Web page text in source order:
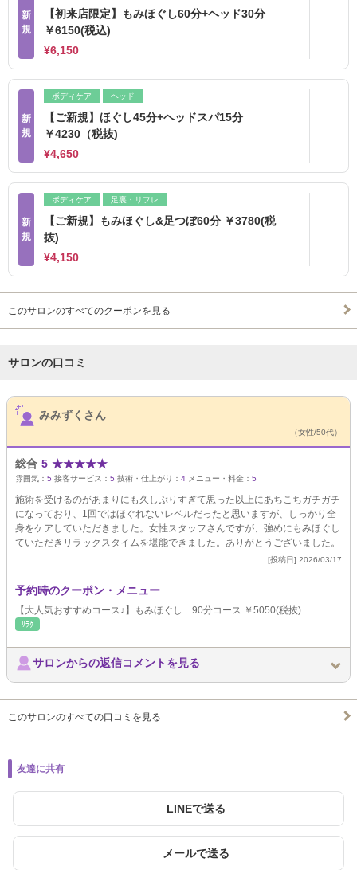
新
規
【初来店限定】もみほぐし60分+ヘッド30分
￥6150(税込)
¥6,150
新
規
ボディケア ヘッド
【ご新規】ほぐし45分+ヘッドスパ15分
￥4230（税抜)
¥4,650
新
規
ボディケア 足裏・リフレ
【ご新規】もみほぐし&足つぼ60分 ￥3780(税
抜)
¥4,150
このサロンのすべてのクーポンを見る
サロンの口コミ
サロンPick Up
みみずくさん
（女性/50代）
総合 5 ★★★★★
雰囲気： 5 接客サービス： 5 技術・仕上がり： 4 メニュー・料金： 5
施術を受けるのがあまりにも久しぶりすぎて思った以上にあちこちガチガチ
になっており、1回ではほぐれないレベルだったと思いますが、しっかり全
身をケアしていただきました。女性スタッフさんですが、強めにもみほぐし
ていただきリラックスタイムを堪能できました。ありがとうございました。
[投稿日] 2026/03/17
予約時のクーポン・メニュー
【大人気おすすめコース♪】もみほぐし 90分コース ￥5050(税抜)
ﾘﾗｸ
サロンからの返信コメントを見る
このサロンのすべての口コミを見る
友達に共有
LINEで送る
メールで送る